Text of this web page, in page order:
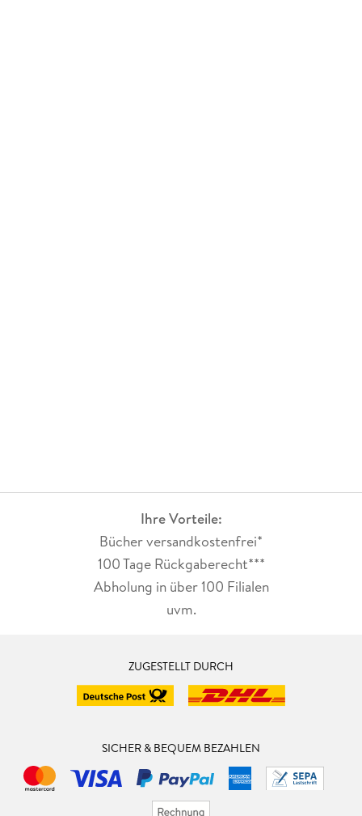
Ihre Vorteile:
Bücher versandkostenfrei*
100 Tage Rückgaberecht***
Abholung in über 100 Filialen
uvm.
ZUGESTELLT DURCH
SICHER & BEQUEM BEZAHLEN